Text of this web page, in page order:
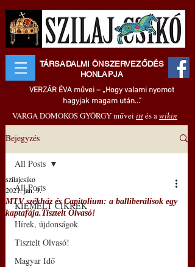
TÁRSADALMI ÖNSZERVEZŐDÉS
HONLAPJA
VERZÁR ÉVA művei – „Hogy valami nyomot
hagyjak magam után..."
VARGA DOMOKOS GYÖRGY művei ittés awikin
Bejegyzés
All Posts
KIEMELT CIKKEK
Hírek, újdonságok
Tisztelt Olvasó!
Magyar Idő
All Posts
MTV székház és Capitolium: a balliberálisok egy
kaptafája.Tisztelt Olvasó!
szilajcsiko
2021. jan. 9.